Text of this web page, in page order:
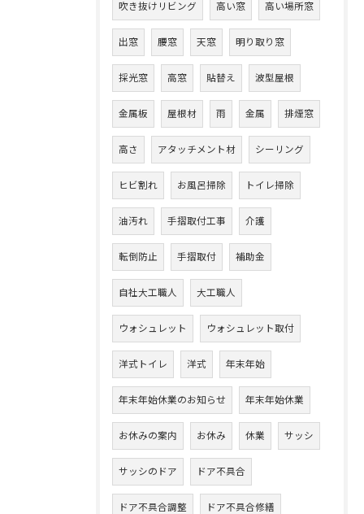
吹き抜けリビング 高い窓 高い場所窓
出窓 腰窓 天窓 明り取り窓
採光窓 高窓 貼替え 波型屋根
金属板 屋根材 雨 金属 排煙窓
高さ アタッチメント材 シーリング
ヒビ割れ お風呂掃除 トイレ掃除
油汚れ 手摺取付工事 介護
転倒防止 手摺取付 補助金
自社大工職人 大工職人
ウォシュレット ウォシュレット取付
洋式トイレ 洋式 年末年始
年末年始休業のお知らせ 年末年始休業
お休みの案内 お休み 休業 サッシ
サッシのドア ドア不具合
ドア不具合調整 ドア不具合修繕